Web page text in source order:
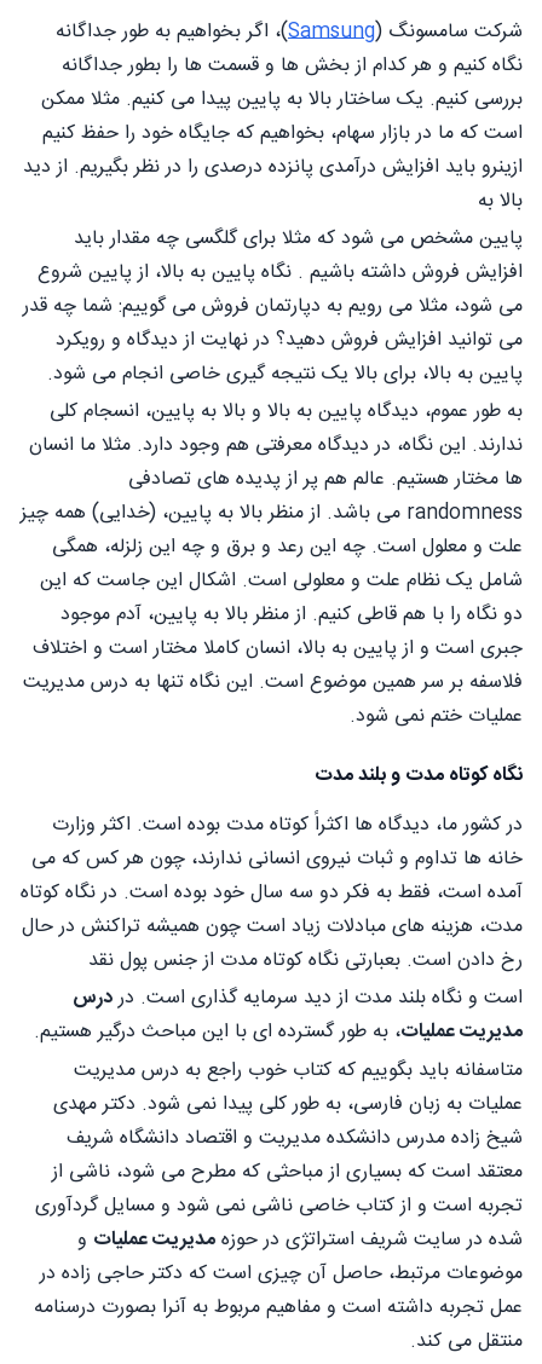
شرکت سامسونگ (Samsung)، اگر بخواهیم به طور جداگانه
نگاه کنیم و هر کدام از بخش ها و قسمت ها را بطور جداگانه
بررسی کنیم. یک ساختار بالا به پایین پیدا می کنیم. مثلا ممکن
است که ما در بازار سهام، بخواهیم که جایگاه خود را حفظ کنیم
ازینرو باید افزایش درآمدی پانزده درصدی را در نظر بگیریم. از دید
بالا به
پایین مشخص می شود که مثلا برای گلگسی چه مقدار باید
افزایش فروش داشته باشیم . نگاه پایین به بالا، از پایین شروع
می شود، مثلا می رویم به دپارتمان فروش می گوییم: شما چه قدر
می توانید افزایش فروش دهید؟ در نهایت از دیدگاه و رویکرد
پایین به بالا، برای بالا یک نتیجه گیری خاصی انجام می شود.
به طور عموم، دیدگاه پایین به بالا و بالا به پایین، انسجام کلی
ندارند. این نگاه، در دیدگاه معرفتی هم وجود دارد. مثلا ما انسان
ها مختار هستیم. عالم هم پر از پدیده های تصادفی
randomness می باشد. از منظر بالا به پایین، (خدایی) همه چیز
علت و معلول است. چه این رعد و برق و چه این زلزله، همگی
شامل یک نظام علت و معلولی است. اشکال این جاست که این
دو نگاه را با هم قاطی کنیم. از منظر بالا به پایین، آدم موجود
جبری است و از پایین به بالا، انسان کاملا مختار است و اختلاف
فلاسفه بر سر همین موضوع است. این نگاه تنها به درس مدیریت
عملیات ختم نمی شود.
نگاه کوتاه مدت و بلند مدت
در کشور ما، دیدگاه ها اکثراً کوتاه مدت بوده است. اکثر وزارت
خانه ها تداوم و ثبات نیروی انسانی ندارند، چون هر کس که می
آمده است، فقط به فکر دو سه سال خود بوده است. در نگاه کوتاه
مدت، هزینه های مبادلات زیاد است چون همیشه تراکنش در حال
رخ دادن است. بعبارتی نگاه کوتاه مدت از جنس پول نقد
است و نگاه بلند مدت از دید سرمایه گذاری است. دردرس
مدیریت عملیات، به طور گسترده ای با این مباحث درگیر هستیم.
متاسفانه باید بگوییم که کتاب خوب راجع به درس مدیریت
عملیات به زبان فارسی، به طور کلی پیدا نمی شود. دکتر مهدی
شیخ زاده مدرس دانشکده مدیریت و اقتصاد دانشگاه شریف
معتقد است که بسیاری از مباحثی که مطرح می شود، ناشی از
تجربه است و از کتاب خاصی ناشی نمی شود و مسایل گردآوری
شده در سایت شریف استراتژی در حوزهمدیریت عملیات و
موضوعات مرتبط، حاصل آن چیزی است که دکتر حاجی زاده در
عمل تجربه داشته است و مفاهیم مربوط به آنرا بصورت درسنامه
منتقل می کند.